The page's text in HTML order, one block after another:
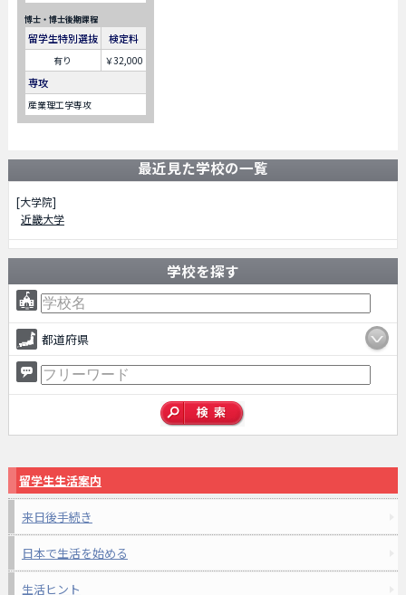
博士・博士後期課程
留学生特別選抜 検定料
有り ￥32,000
専攻
産業理工学専攻
最近見た学校の一覧
[大学院]
近畿大学
学校を探す
都道府県
留学生生活案内
来日後手続き
日本で生活を始める
生活ヒント